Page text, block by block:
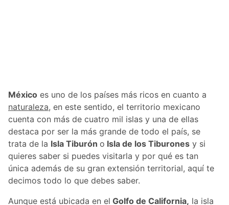
México es uno de los países más ricos en cuanto a
naturaleza, en este sentido, el territorio mexicano
cuenta con más de cuatro mil islas y una de ellas
destaca por ser la más grande de todo el país, se
trata de la Isla Tiburón o Isla de los Tiburones y si
quieres saber si puedes visitarla y por qué es tan
única además de su gran extensión territorial, aquí te
decimos todo lo que debes saber.
Aunque está ubicada en el Golfo de California, la isla